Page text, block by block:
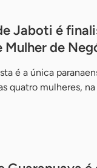
Jaboti é
Mulher de
é a única
quatro mulheres,